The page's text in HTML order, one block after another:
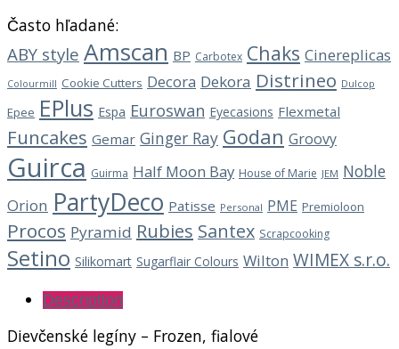
Často hľadané:
ABY style Amscan BP Carbotex Chaks Cinereplicas
Colourmill Cookie Cutters Decora Dekora Distrineo Dulcop
Epee EPlus Espa Euroswan Eyecasions Flexmetal
Funcakes Gemar Ginger Ray Godan Groovy
Guirca Guirma Half Moon Bay House of Marie JEM Noble
Orion PartyDeco Patisse Personal PME Premioloon
Procos Pyramid Rubies Santex Scrapcooking
Setino Silikomart Sugarflair Colours Wilton WIMEX s.r.o.
Description
Dievčenské legíny – Frozen, fialové